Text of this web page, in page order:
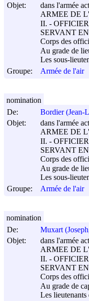
Objet:
dans l'armée
ARMEE DE
II. -
SERVANT
Corps des
Au grade de
Les sous-
Groupe:
Armée de l'air
De:
Bordier (Jean-
Objet:
dans l'armée
ARMEE DE
II. -
SERVANT
Corps des
Au grade de
Les sous-
Groupe:
Armée de l'air
nomination
De:
Muxart
Objet:
dans l'armée
ARMEE DE
II. -
SERVANT
Corps des
Au grade de
Les lieutenants
nomination